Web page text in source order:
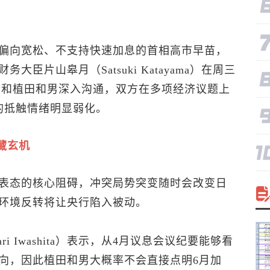
宽松、不支持快速加息的首相高市早苗，
务大臣片山皋月（Satsuki Katayama）在周三
植田和男深入沟通，双方在多项经济议题上
触情绪明显弱化。
玄机
态的核心阻碍，冲突局势突变随时会改变日
境反转将让央行陷入被动。
Iwashita）表示，从4月议息会议纪要能够看
，因此植田和男大概率不会直接点明6月加